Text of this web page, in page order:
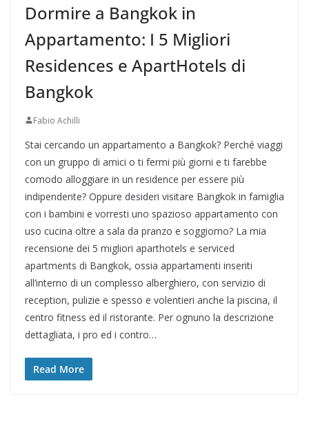
Dormire a Bangkok in
Appartamento: I 5 Migliori
Residences e ApartHotels di
Bangkok
Fabio Achilli
Stai cercando un appartamento a Bangkok? Perché viaggi
con un gruppo di amici o ti fermi più giorni e ti farebbe
comodo alloggiare in un residence per essere più
indipendente? Oppure desideri visitare Bangkok in famiglia
con i bambini e vorresti uno spazioso appartamento con
uso cucina oltre a sala da pranzo e soggiorno? La mia
recensione dei 5 migliori aparthotels e serviced
apartments di Bangkok, ossia appartamenti inseriti
all’interno di un complesso alberghiero, con servizio di
reception, pulizie e spesso e volentieri anche la piscina, il
centro fitness ed il ristorante. Per ognuno la descrizione
dettagliata, i pro ed i contro…
Read More